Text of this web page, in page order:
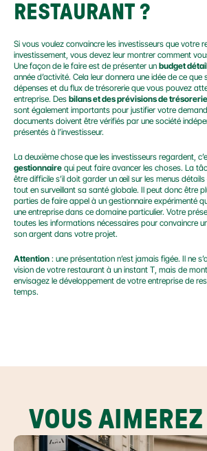
RESTAURANT ?
Si vous voulez convaincre les investisseurs que votre
investissement, vous devez leur montrer comment
Une façon de le faire est de présenter un budget
année d’activité. Cela leur donnera une idée de ce
dépenses et du flux de trésorerie que vous pouvez
entreprise. Des bilans et des prévisions de trésorerie
sont également importants pour justifier votre
documents doivent être vérifiés par une société
présentés à l’investisseur.
La deuxième chose que les investisseurs regardent,
gestionnaire qui peut faire avancer les choses. La
être difficile s’il doit garder un œil sur les menus détails
tout en surveillant sa santé globale. Il peut donc être
parties de faire appel à un gestionnaire expérimenté
une entreprise dans ce domaine particulier. Votre
toutes les informations nécessaires pour convaincre
son argent dans votre projet.
Attention : une présentation n’est jamais figée. Il ne
vision de votre restaurant à un instant T, mais de
envisagez le développement de votre entreprise de
temps.
VOUS AIMEREZ